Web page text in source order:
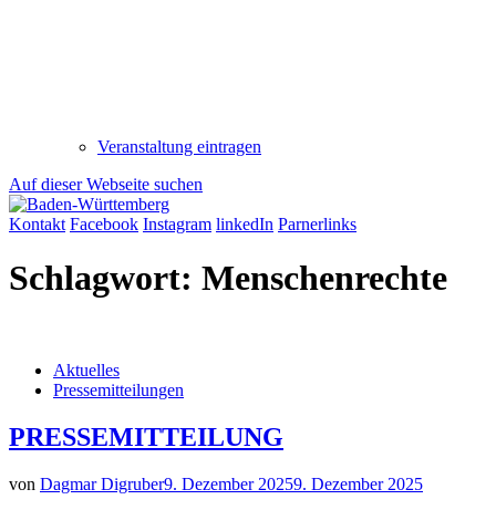
Veranstaltung eintragen
Auf dieser Webseite suchen
Kontakt Facebook Instagram linkedIn Parnerlinks
Schlagwort: Menschenrechte
Aktuelles
Pressemitteilungen
PRESSEMITTEILUNG
von Dagmar Digruber9. Dezember 20259. Dezember 2025